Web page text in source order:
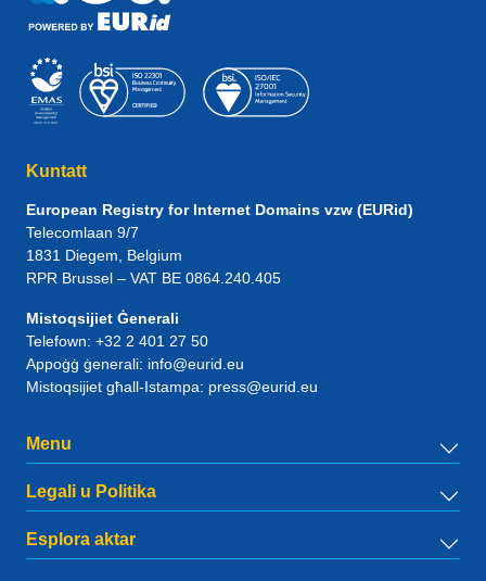
Kuntatt
European Registry for Internet Domains vzw (EURid)
Telecomlaan 9/7
1831 Diegem , Belgium
RPR Brussel – VAT BE 0864.240.405
Mistoqsijiet Ġenerali
Telefown: +32 2 401 27 50
Appoġġ ġenerali: info@eurid.eu
Mistoqsijiet għall-Istampa: press@eurid.eu
Menu
Legali u Politika
Esplora aktar